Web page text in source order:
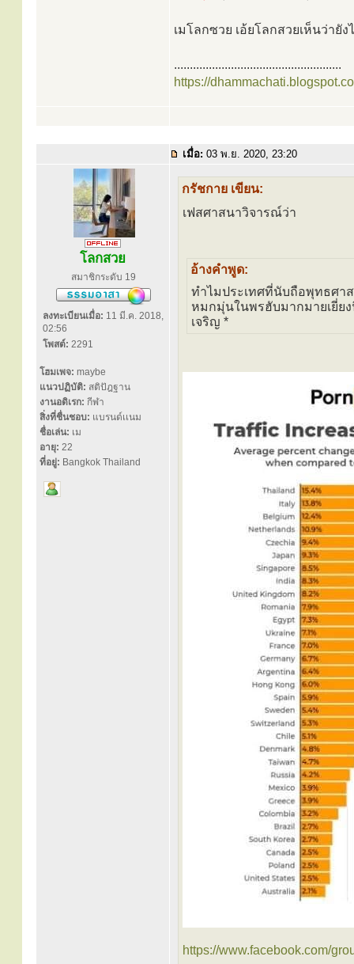
เมโลกซวย เอ้ยโลกสวยเห็นว่ายัง
.....................................................
https://
เมื่อ: 03 พ.ย. 2020, 23:20
โลกสวย
สมาชิกระดับ 19
ลงทะเบียนเมื่อ: 11 มี.ค. 2018,
02:56
โพสต์: 2291
โฮมเพจ: maybe
แนวปฏิบัติ: สติปัฎฐาน
งานอดิเรก: กีฬา
สิ่งที่ชื่นชอบ: แบรนด์เเนม
ชื่อเล่น: เม
อายุ: 22
ที่อยู่: Bangkok Thailand
กรัชกาย เขียน:
เฟสศาสนาวิจารณ์ว่า
อ้างคำพูด:
ทำไมประเทศที่นับถือพุทธศา
หมกมุ่นในพรฮับมากมายเยี่ย
เจริญ *
https://www.facebook.com/